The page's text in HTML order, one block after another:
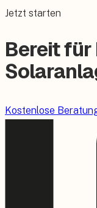
Jetzt starten
Bereit für
Kostenlose